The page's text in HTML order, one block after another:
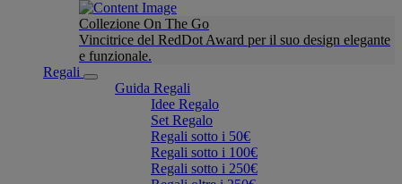
Collezione On The Go
Vincitrice del RedDot Award per il suo design elegante
e funzionale.
Regali
Guida Regali
Idee Regalo
Set Regalo
Regali sotto i 50€
Regali sotto i 100€
Regali sotto i 250€